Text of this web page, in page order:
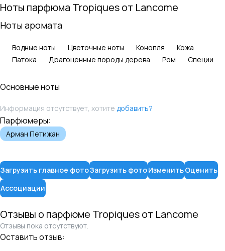
Ноты парфюма Tropiquesот Lancome
Ноты аромата
Водные ноты Цветочные ноты Конопля
Кожа
Патока
Драгоценные породы дерева Ром Специи
Основные ноты
Информация отсутствует, хотите добавить?
Парфюмеры:
Арман Петижан
Загрузить главное фотоЗагрузить фотоИзменитьОценить
Ассоциации
Отзывы о парфюме Tropiquesот Lancome
Отзывы пока отсутствуют.
Оставить отзыв: